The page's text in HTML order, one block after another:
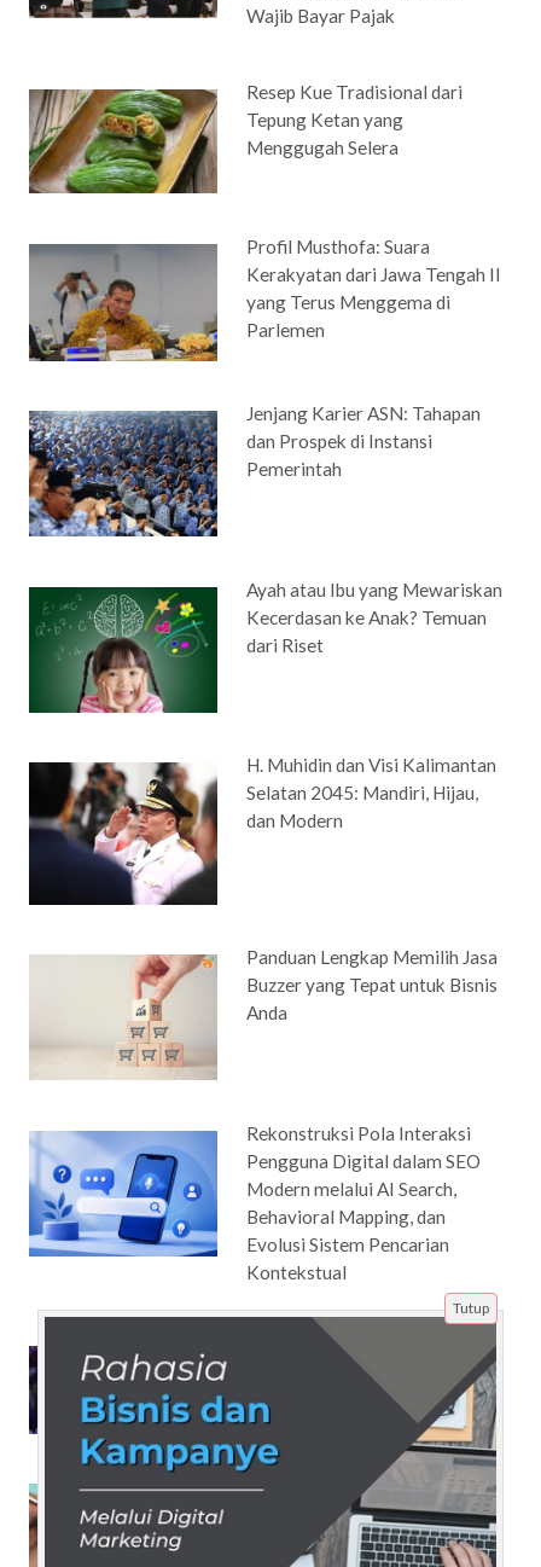
Wajib Bayar Pajak
Resep Kue Tradisional dari
Tepung Ketan yang
Menggugah Selera
Profil Musthofa: Suara
Kerakyatan dari Jawa Tengah II
yang Terus Menggema di
Parlemen
Jenjang Karier ASN: Tahapan
dan Prospek di Instansi
Pemerintah
Ayah atau Ibu yang Mewariskan
Kecerdasan ke Anak? Temuan
dari Riset
H. Muhidin dan Visi Kalimantan
Selatan 2045: Mandiri, Hijau,
dan Modern
Panduan Lengkap Memilih Jasa
Buzzer yang Tepat untuk Bisnis
Anda
Rekonstruksi Pola Interaksi
Pengguna Digital dalam SEO
Modern melalui AI Search,
Behavioral Mapping, dan
Evolusi Sistem Pencarian
Kontekstual
Memerangi Korupsi: Misi Anies
untuk Masyarakat yang Lebih
Baik
Cantik Menawan dengan
Makeup Wajah Bulat
Tutup